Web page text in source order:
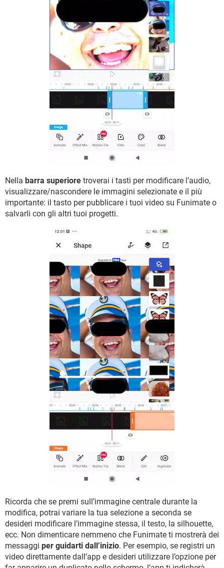
Nella barra superiore troverai i tasti per modificare l’audio,
visualizzare/nascondere le immagini selezionate e il più
importante: il tasto per pubblicare i tuoi video su Funimate o
salvarli con gli altri tuoi progetti.
Ricorda che se premi sull’immagine centrale durante la
modifica, potrai variare la tua selezione a seconda se
desideri modificare l’immagine stessa, il testo, la silhouette,
ecc. Non dimenticare nemmeno che Funimate ti mostrerà dei
messaggi per guidarti dall’inizio. Per esempio, se registri un
video direttamente dall’app e desideri utilizzare l’opzione per